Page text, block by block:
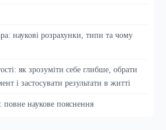
наукові розрахунки, типи та чому
як зрозуміти себе глибше, обрати
і застосувати результати в житті
повне наукове пояснення